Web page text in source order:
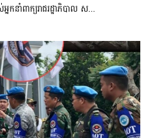
នាំពាក្យរាជរដ្ឋាភិបាល ស...